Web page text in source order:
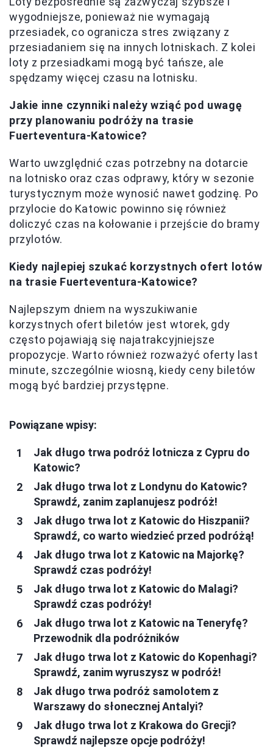
wygodniejsze, ponieważ nie wymagają
przesiadek, co ogranicza stres związany z
przesiadaniem się na innych lotniskach. Z kolei
loty z przesiadkami mogą być tańsze, ale
spędzamy więcej czasu na lotnisku.
Jakie inne czynniki należy wziąć pod uwagę
przy planowaniu podróży na trasie
Fuerteventura-Katowice?
Warto uwzględnić czas potrzebny na dotarcie
na lotnisko oraz czas odprawy, który w sezonie
turystycznym może wynosić nawet godzinę. Po
przylocie do Katowic powinno się również
doliczyć czas na kołowanie i przejście do bramy
przylotów.
Kiedy najlepiej szukać korzystnych ofert lotów
na trasie Fuerteventura-Katowice?
Najlepszym dniem na wyszukiwanie
korzystnych ofert biletów jest wtorek, gdy
często pojawiają się najatrakcyjniejsze
propozycje. Warto również rozważyć oferty last
minute, szczególnie wiosną, kiedy ceny biletów
mogą być bardziej przystępne.
Powiązane wpisy:
Jak długo trwa podróż lotnicza z Cypru do
Katowic?
Jak długo trwa lot z Londynu do Katowic?
Sprawdź, zanim zaplanujesz podróż!
Jak długo trwa lot z Katowic do Hiszpanii?
Sprawdź, co warto wiedzieć przed podróżą!
Jak długo trwa lot z Katowic na Majorkę?
Sprawdź czas podróży!
Jak długo trwa lot z Katowic do Malagi?
Sprawdź czas podróży!
Jak długo trwa lot z Katowic na Teneryfę?
Przewodnik dla podróżników
Jak długo trwa lot z Katowic do Kopenhagi?
Sprawdź, zanim wyruszysz w podróż!
Jak długo trwa podróż samolotem z
Warszawy do słonecznej Antalyi?
Jak długo trwa lot z Krakowa do Grecji?
Sprawdź najlepsze opcje podróży!